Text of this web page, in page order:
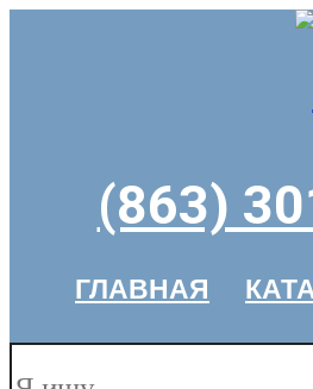
(863)
ГЛАВНАЯ